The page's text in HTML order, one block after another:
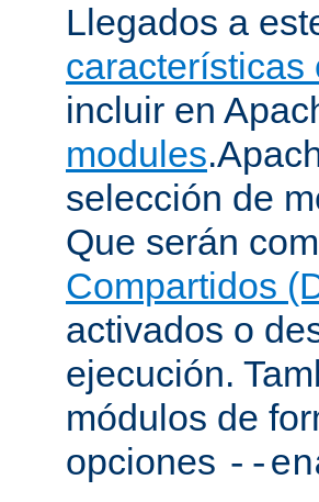
Llegados a
características
incluir en
modules
selección de
Que serán
Compartidos
activados o
ejecución.
módulos de
opciones --